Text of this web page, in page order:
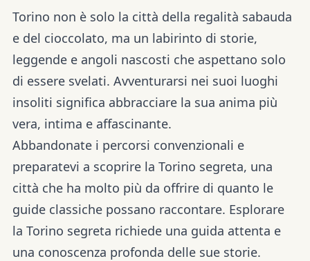
Torino non è solo la città della regalità sabauda
e del cioccolato, ma un labirinto di storie,
leggende e angoli nascosti che aspettano solo
di essere svelati. Avventurarsi nei suoi luoghi
insoliti significa abbracciare la sua anima più
vera, intima e affascinante.
Abbandonate i percorsi convenzionali e
preparatevi a scoprire la Torino segreta, una
città che ha molto più da offrire di quanto le
guide classiche possano raccontare. Esplorare
la Torino segreta richiede una guida attenta e
una conoscenza profonda delle sue storie.